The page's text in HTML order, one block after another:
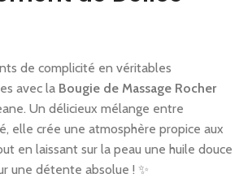
de complicité en véritables
avec la Bougie de Massage Rocher
Un délicieux mélange entre
elle crée une atmosphère propice aux
en laissant sur la peau une huile douce
une détente absolue ! ✨